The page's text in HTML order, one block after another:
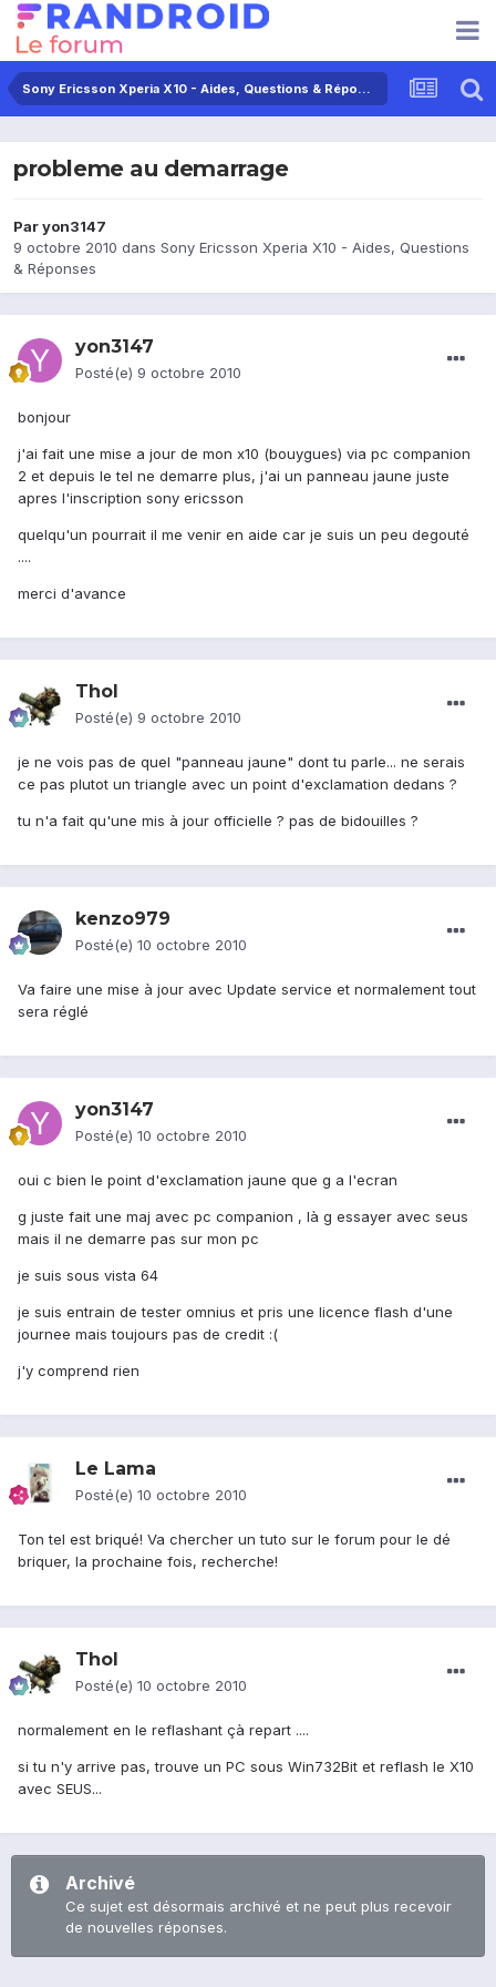
Sony Ericsson Xperia X10 - Aides, Questions & Réponses
probleme au demarrage
Paryon3147
9 octobre 2010 dans Sony Ericsson Xperia X10 - Aides, Questions
& Réponses
yon3147
Posté(e) 9 octobre 2010
bonjour
j'ai fait une mise a jour de mon x10 (bouygues) via pc companion
2 et depuis le tel ne demarre plus, j'ai un panneau jaune juste
apres l'inscription sony ericsson
quelqu'un pourrait il me venir en aide car je suis un peu degouté
....
merci d'avance
Thol
Posté(e) 9 octobre 2010
je ne vois pas de quel "panneau jaune" dont tu parle... ne serais
ce pas plutot un triangle avec un point d'exclamation dedans ?
tu n'a fait qu'une mis à jour officielle ? pas de bidouilles ?
kenzo979
Posté(e) 10 octobre 2010
Va faire une mise à jour avec Update service et normalement tout
sera réglé
yon3147
Posté(e) 10 octobre 2010
oui c bien le point d'exclamation jaune que g a l'ecran
g juste fait une maj avec pc companion , là g essayer avec seus
mais il ne demarre pas sur mon pc
je suis sous vista 64
je suis entrain de tester omnius et pris une licence flash d'une
journee mais toujours pas de credit :(
j'y comprend rien
Le Lama
Posté(e) 10 octobre 2010
Ton tel est briqué! Va chercher un tuto sur le forum pour le dé
briquer, la prochaine fois, recherche!
Thol
Posté(e) 10 octobre 2010
normalement en le reflashant çà repart ....
si tu n'y arrive pas, trouve un PC sous Win732Bit et reflash le X10
avec SEUS...
Archivé
Ce sujet est désormais archivé et ne peut plus recevoir
de nouvelles réponses.